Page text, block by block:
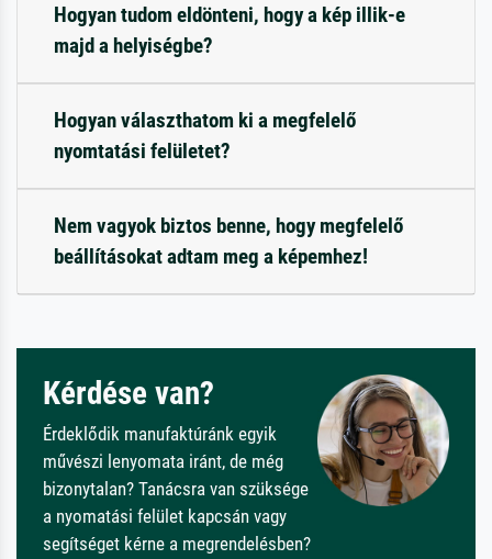
Hogyan tudom eldönteni, hogy a kép illik-e
majd a helyiségbe?
Hogyan választhatom ki a megfelelő
nyomtatási felületet?
Nem vagyok biztos benne, hogy megfelelő
beállításokat adtam meg a képemhez!
Kérdése van?
Érdeklődik manufaktúránk egyik
művészi lenyomata iránt, de még
bizonytalan? Tanácsra van szüksége
a nyomatási felület kapcsán vagy
segítséget kérne a megrendelésben?